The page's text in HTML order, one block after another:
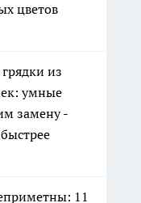
цветов
из
умные
замену -
11